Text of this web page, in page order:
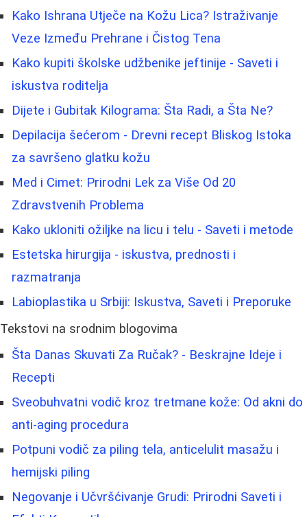
Kako Ishrana Utječe na Kožu Lica? Istraživanje
Veze Između Prehrane i Čistog Tena
Kako kupiti školske udžbenike jeftinije - Saveti i
iskustva roditelja
Dijete i Gubitak Kilograma: Šta Radi, a Šta Ne?
Depilacija šećerom - Drevni recept Bliskog Istoka
za savršeno glatku kožu
Med i Cimet: Prirodni Lek za Više Od 20
Zdravstvenih Problema
Kako ukloniti ožiljke na licu i telu - Saveti i metode
Estetska hirurgija - iskustva, prednosti i
razmatranja
Labioplastika u Srbiji: Iskustva, Saveti i Preporuke
Tekstovi na srodnim blogovima
Šta Danas Skuvati Za Ručak? - Beskrajne Ideje i
Recepti
Sveobuhvatni vodič kroz tretmane kože: Od akni do
anti-aging procedura
Potpuni vodič za piling tela, anticelulit masažu i
hemijski piling
Negovanje i Učvršćivanje Grudi: Prirodni Saveti i